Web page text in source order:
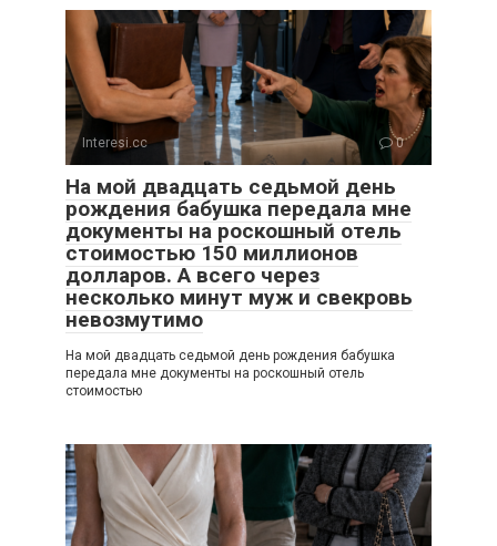
Interesi.cc 0
На мой двадцать седьмой день
рождения бабушка передала мне
документы на роскошный отель
стоимостью 150 миллионов
долларов. А всего через
несколько минут муж и свекровь
невозмутимо
На мой двадцать седьмой день рождения бабушка
передала мне документы на роскошный отель
стоимостью